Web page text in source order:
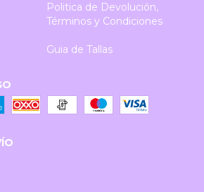
Politica de Devolución,
Términos y Condiciones
Guia de Tallas